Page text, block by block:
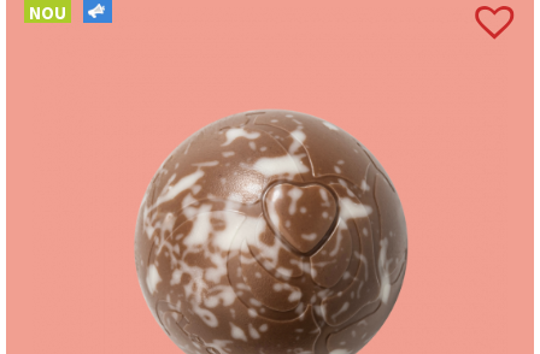
NOU